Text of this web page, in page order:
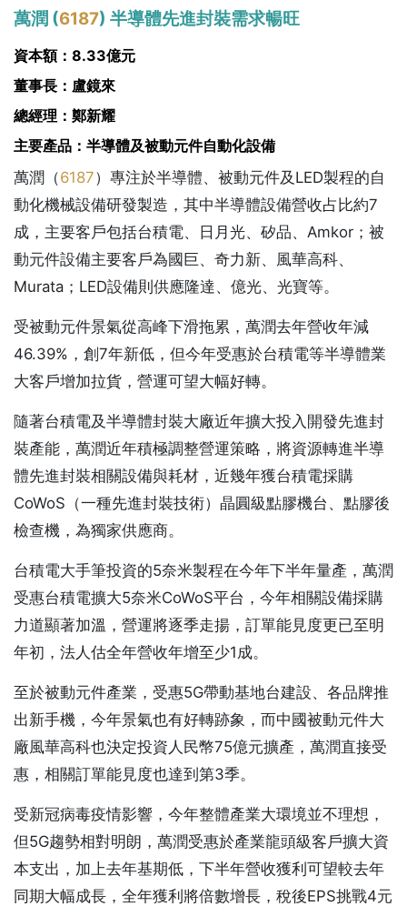
萬潤 (6187) 半導體先進封裝需求暢旺
資本額：8.33億元
董事長：盧鏡來
總經理：鄭新耀
主要產品：半導體及被動元件自動化設備
萬潤（6187）專注於半導體、被動元件及LED製程的自
動化機械設備研發製造，其中半導體設備營收占比約7
成，主要客戶包括台積電、日月光、矽品、Amkor；被
動元件設備主要客戶為國巨、奇力新、風華高科、
Murata；LED設備則供應隆達、億光、光寶等。
受被動元件景氣從高峰下滑拖累，萬潤去年營收年減
46.39%，創7年新低，但今年受惠於台積電等半導體業
大客戶增加拉貨，營運可望大幅好轉。
隨著台積電及半導體封裝大廠近年擴大投入開發先進封
裝產能，萬潤近年積極調整營運策略，將資源轉進半導
體先進封裝相關設備與耗材，近幾年獲台積電採購
CoWoS（一種先進封裝技術）晶圓級點膠機台、點膠後
檢查機，為獨家供應商。
台積電大手筆投資的5奈米製程在今年下半年量產，萬潤
受惠台積電擴大5奈米CoWoS平台，今年相關設備採購
力道顯著加溫，營運將逐季走揚，訂單能見度更已至明
年初，法人估全年營收年增至少1成。
至於被動元件產業，受惠5G帶動基地台建設、各品牌推
出新手機，今年景氣也有好轉跡象，而中國被動元件大
廠風華高科也決定投資人民幣75億元擴產，萬潤直接受
惠，相關訂單能見度也達到第3季。
受新冠病毒疫情影響，今年整體產業大環境並不理想，
但5G趨勢相對明朗，萬潤受惠於產業龍頭級客戶擴大資
本支出，加上去年基期低，下半年營收獲利可望較去年
同期大幅成長，全年獲利將倍數增長，稅後EPS挑戰4元